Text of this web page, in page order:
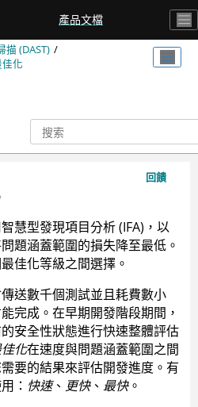
產品文檔
描 (DAST)
化
回饋
慧型發現項目分析 (IFA)，以
題涵蓋範圍的損失降至最低。
佳化等級之間選擇。
送數千個測試並且耗費數小
完成。在早期開發階段期間，
安全性狀態進行快速整體評估
化在速度與問題涵蓋範圍之間
要的結果來評估開發進度。有
： 快速、 更快、 最快。